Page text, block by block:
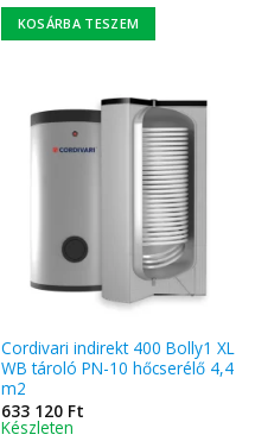
KOSÁRBA TESZEM
Cordivari indirekt 400 Bolly1 XL
WB tároló PN-10 hőcserélő 4,4
m2
633 120 Ft
Készleten